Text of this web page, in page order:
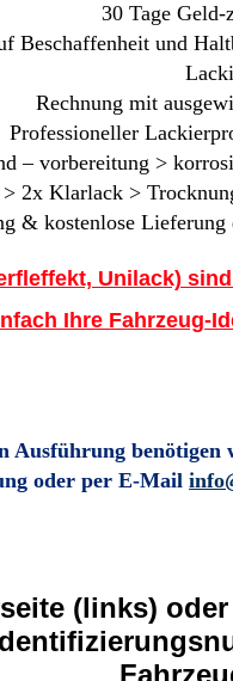
30 Tage
Beschaffenheit und
Rechnung mit
Professioneller
– vorbereitung >
2x Klarlack >
& kostenlose
Unilack)
Ihre Fahrzeug-
Ausführung
oder per E-Mail
(links)